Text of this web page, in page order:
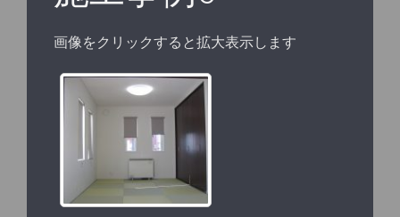
画像をクリックすると拡大表示します